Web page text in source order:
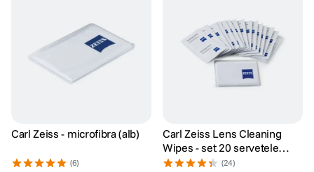
Carl Zeiss - microfibra (alb)
(6)
Carl Zeiss Lens Cleaning
Wipes - set 20 servetele
umede
(24)